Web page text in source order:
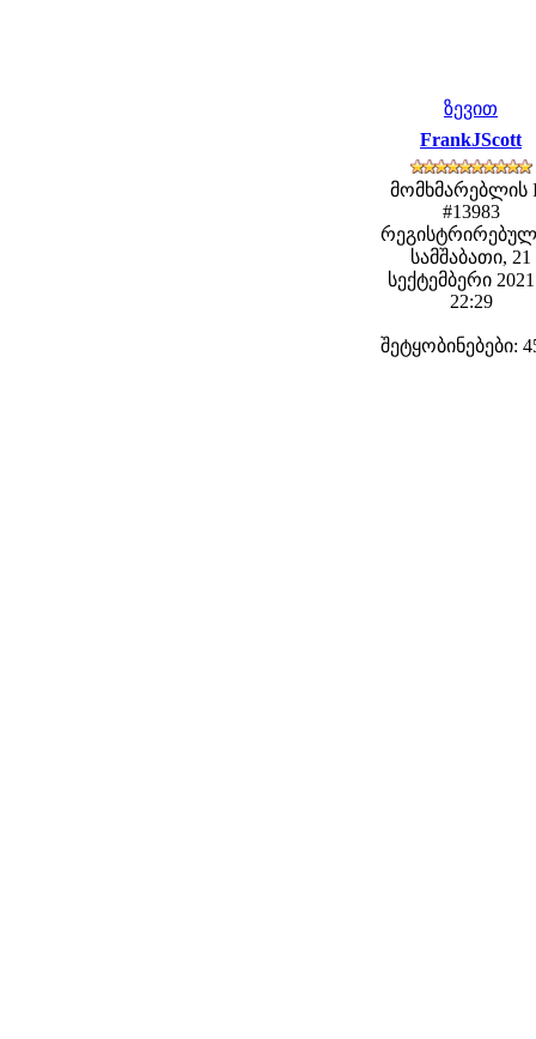
ზევით
FrankJScott
მომხმარებლის
#13983
სამშაბათი, 21
სექტემბერი
22:29
შეტყობინებები: